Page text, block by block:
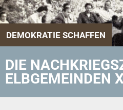
DEMOKRATIE SCHAFFEN
DIE
ELBGEMEINDEN